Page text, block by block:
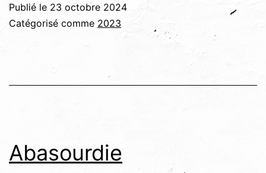
bien
bas
Publié le 23 octobre 2024
Catégorisé comme 2023
Abasourdie